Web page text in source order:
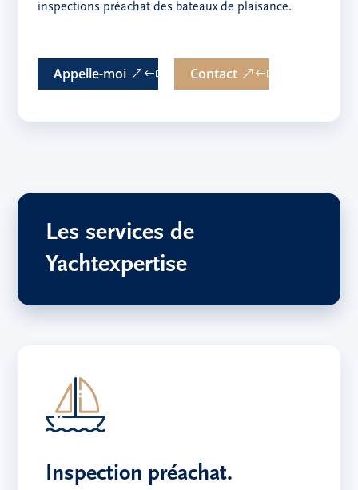
inspections préachat des bateaux de plaisance.
Appelle-moi Contact
Les services de
Yachtexpertise
Inspection préachat.